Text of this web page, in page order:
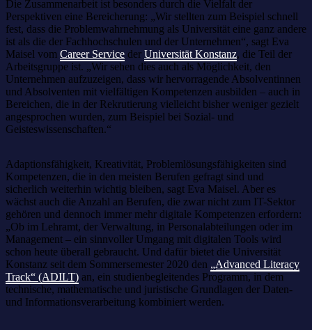
Die Zusammenarbeit ist besonders durch die Vielfalt der
Perspektiven eine Bereicherung: „Wir stellten zum Beispiel schnell
fest, dass die Problemwahrnehmung als Universität eine ganz andere
ist als die der Fachhochschulen und der Unternehmen“, sagt Eva
Maisel vom Career Service der Universität Konstanz, die Teil der
Arbeitsgruppe ist. „Wir sehen dies auch als Möglichkeit, den
Unternehmen aufzuzeigen, dass wir hervorragende Absolventinnen
und Absolventen mit vielfältigen Kompetenzen ausbilden – auch in
Bereichen, die in der Rekrutierung vielleicht bisher weniger gezielt
angesprochen wurden, zum Beispiel bei Sozial- und
Geisteswissenschaften.“
Adaptionsfähigkeit, Kreativität, Problemlösungsfähigkeiten sind
Kompetenzen, die in den meisten Berufen gefragt sind und
sicherlich weiterhin wichtig bleiben, sagt Eva Maisel. Aber es
wächst auch die Anzahl an Berufen, die zwar nicht zum IT-Sektor
gehören und dennoch immer mehr digitale Kompetenzen erfordern:
„Ob im Lehramt, der Verwaltung, in Personalabteilungen oder im
Management – ein sinnvoller Umgang mit digitalen Tools wird
schon heute überall gebraucht. Und dafür bietet die Universität
Konstanz seit dem Sommersemester 2020 den „Advanced Literacy
Track“ (ADILT) an, ein studienbegleitendes Programm, in dem
technische, mathematische und juristische Grundlagen der Daten-
und Informationsverarbeitung kombiniert werden.